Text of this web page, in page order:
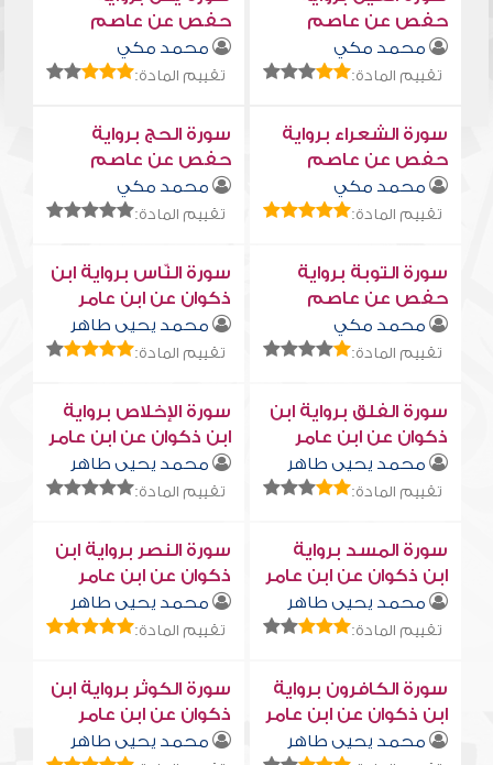
حفص عن عاصم
محمد مكي
تقييم المادة:
حفص عن عاصم
محمد مكي
تقييم المادة:
سورة الشعراء برواية
حفص عن عاصم
محمد مكي
تقييم المادة:
سورة الحج برواية
حفص عن عاصم
محمد مكي
تقييم المادة:
سورة التوبة برواية
حفص عن عاصم
محمد مكي
تقييم المادة:
سورة النّاس برواية ابن
ذكوان عن ابن عامر
محمد يحيى طاهر
تقييم المادة:
سورة الفلق برواية ابن
ذكوان عن ابن عامر
محمد يحيى طاهر
تقييم المادة:
سورة الإخلاص برواية
ابن ذكوان عن ابن عامر
محمد يحيى طاهر
تقييم المادة:
سورة المسد برواية
ابن ذكوان عن ابن عامر
محمد يحيى طاهر
تقييم المادة:
سورة النصر برواية ابن
ذكوان عن ابن عامر
محمد يحيى طاهر
تقييم المادة:
سورة الكافرون برواية
ابن ذكوان عن ابن عامر
محمد يحيى طاهر
سورة الكوثر برواية ابن
ذكوان عن ابن عامر
محمد يحيى طاهر